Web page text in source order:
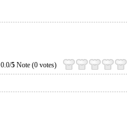
0.0/5 Note (0 votes)